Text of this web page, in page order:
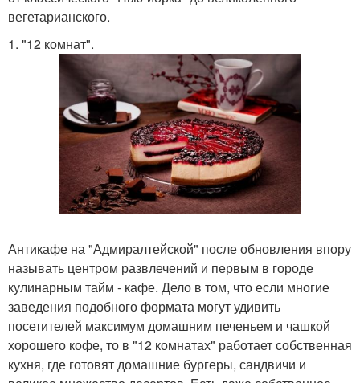
вегетарианского.
1. "12 комнат".
Антикафе на "Адмиралтейской" после обновления впору
называть центром развлечений и первым в городе
кулинарным тайм - кафе. Дело в том, что если многие
заведения подобного формата могут удивить
посетителей максимум домашним печеньем и чашкой
хорошего кофе, то в "12 комнатах" работает собственная
кухня, где готовят домашние бургеры, сандвичи и